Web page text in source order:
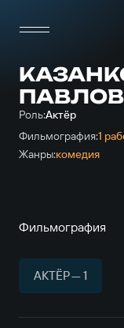
Роль:Актёр
Фильмография:1
Жанры:комедия
Фильмография
АКТЁР — 1